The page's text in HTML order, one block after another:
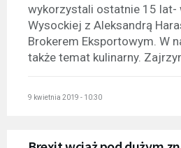
wykorzystali ostatnie 15 lat-
Wysockiej z Aleksandrą
Brokerem Eksportowym. W
także temat kulinarny.
9 kwietnia 2019 - 10:30